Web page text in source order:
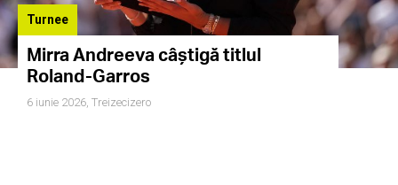
Turnee
Mirra Andreeva câștigă titlul
Roland-Garros
6 iunie 2026, Treizecizero